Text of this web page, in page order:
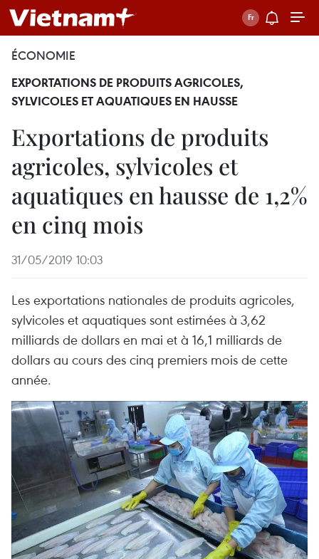
ÉCONOMIE
EXPORTATIONS DE PRODUITS AGRICOLES,
SYLVICOLES ET AQUATIQUES EN HAUSSE
Exportations de produits
agricoles, sylvicoles et
aquatiques en hausse de 1,2%
en cinq mois
31/05/2019 10:03
Les exportations nationales de produits agricoles,
sylvicoles et aquatiques sont estimées à 3,62
milliards de dollars en mai et à 16,1 milliards de
dollars au cours des cinq premiers mois de cette
année.